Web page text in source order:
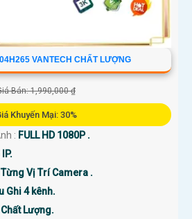
VANTECH CHẤT LƯỢNG
Bán: 1,990,000 ₫
Khuyến Mại: 30%
: FULL HD 1080P .
IP.
Từng Vị Trí Camera .
Ghi 4 kênh.
Lượng.